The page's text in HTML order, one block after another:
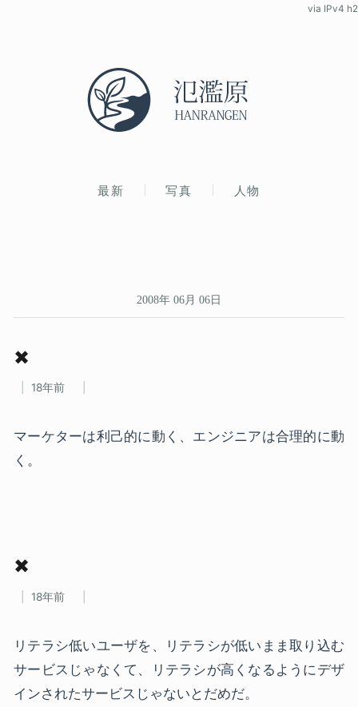
最新 写真 人物
via IPv4 h2
2008年 06月 06日
✖
18年前
マーケターは利己的に動く、エンジニアは合理的に動
く。
✖
18年前
リテラシ低いユーザを、リテラシが低いまま取り込む
サービスじゃなくて、リテラシが高くなるようにデザ
インされたサービスじゃないとだめだ。